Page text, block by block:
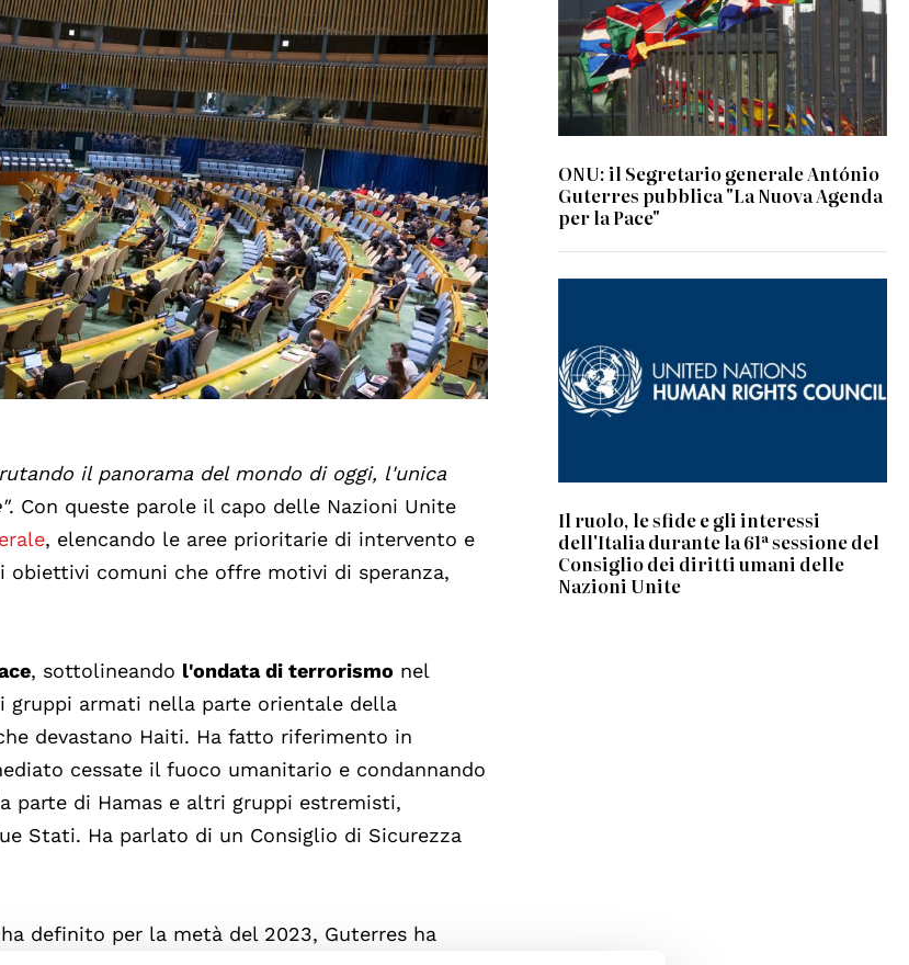
il panorama del mondo di oggi, l'unica
. Con queste parole il capo delle Nazioni Unite
, elencando le aree prioritarie di intervento e
obiettivi comuni che offre motivi di speranza,
, sottolineando l'ondata di terrorismo nel
gruppi armati nella parte orientale della
devastano Haiti. Ha fatto riferimento in
cessate il fuoco umanitario e condannando
parte di Hamas e altri gruppi estremisti,
Stati. Ha parlato di un Consiglio di Sicurezza
definito per la metà del 2023, Guterres ha
ONU: il Segretario generale António
Guterres pubblica "La Nuova Agenda
per la Pace"
Il ruolo, le sfide e gli interessi
dell'Italia durante la 61ª sessione del
Consiglio dei diritti umani delle
Nazioni Unite